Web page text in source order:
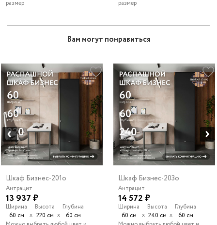
размер размер
Вам могут понравиться
Шкаф Бизнес-201o
Антрацит
13 937 ₽
Ширина
60 см
х
Высота
220 см х
Глубина
60 см
Шкаф Бизнес-203o
Антрацит
14 572 ₽
Ширина
60 см
х
Высота
240 см х
Глубина
60 см